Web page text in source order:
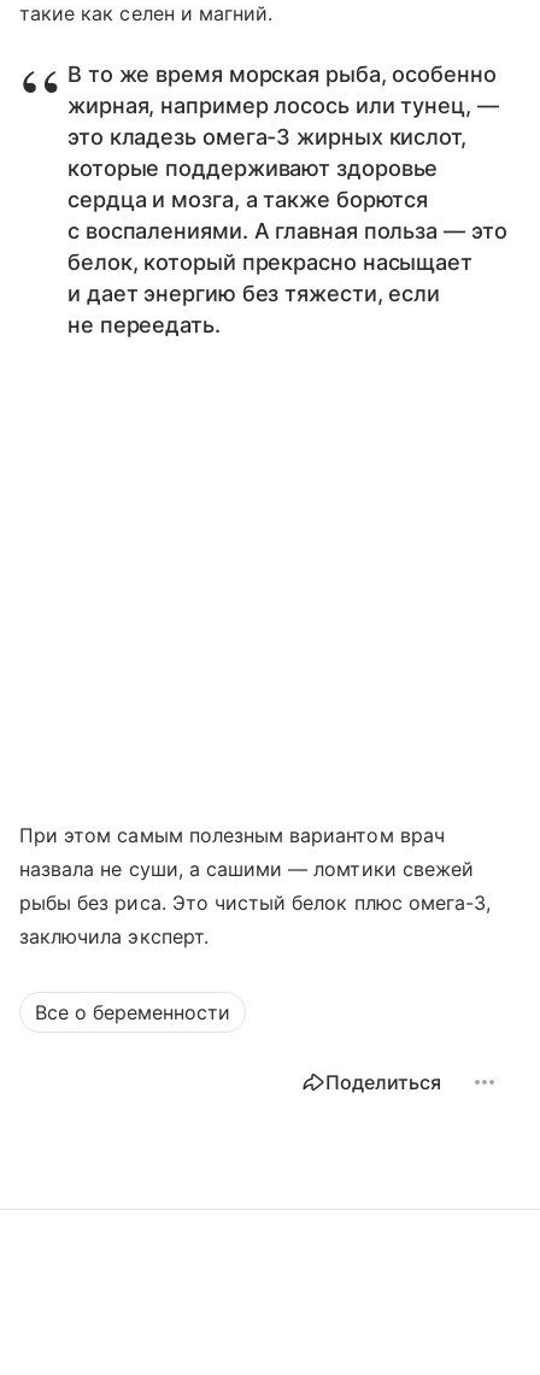
такие как селен и магний.
В то же время морская рыба, особенно
жирная, например лосось или тунец, —
это кладезь омега-3 жирных кислот,
которые поддерживают здоровье
сердца и мозга, а также борются
с воспалениями. А главная польза — это
белок, который прекрасно насыщает
и дает энергию без тяжести, если
не переедать.
При этом самым полезным вариантом врач
назвала не суши, а сашими — ломтики свежей
рыбы без риса. Это чистый белок плюс омега-3,
заключила эксперт.
Все о беременности
Поделиться